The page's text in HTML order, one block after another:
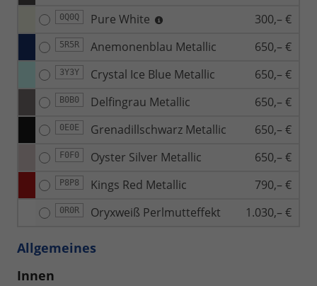
0Q0Q Pure White 300,– €
5R5R Anemonenblau Metallic 650,– €
3Y3Y Crystal Ice Blue Metallic 650,– €
B0B0 Delfingrau Metallic 650,– €
0E0E Grenadillschwarz Metallic 650,– €
F0F0 Oyster Silver Metallic 650,– €
P8P8 Kings Red Metallic 790,– €
0R0R Oryxweiß Perlmutteffekt 1.030,– €
Allgemeines
Innen